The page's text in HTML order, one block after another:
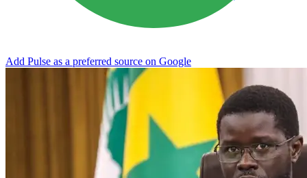
Add Pulse as a preferred source on Google